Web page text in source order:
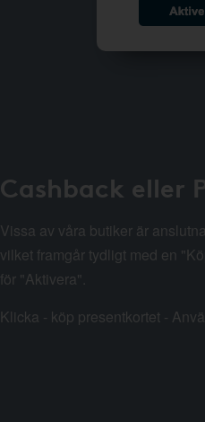
Cashback eller
Vissa av våra butiker är
vilket framgår tydligt med en
för "Aktivera".
Klicka - köp presentkortet -